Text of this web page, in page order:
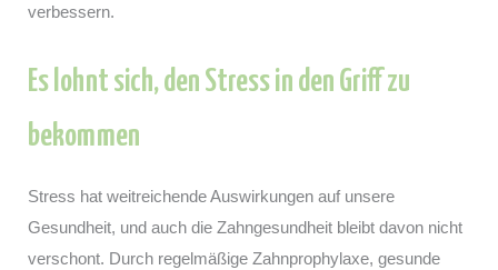
verbessern.
Es lohnt sich, den Stress in den Griff zu
bekommen
Stress hat weitreichende Auswirkungen auf unsere
Gesundheit, und auch die Zahngesundheit bleibt davon nicht
verschont. Durch regelmäßige Zahnprophylaxe, gesunde